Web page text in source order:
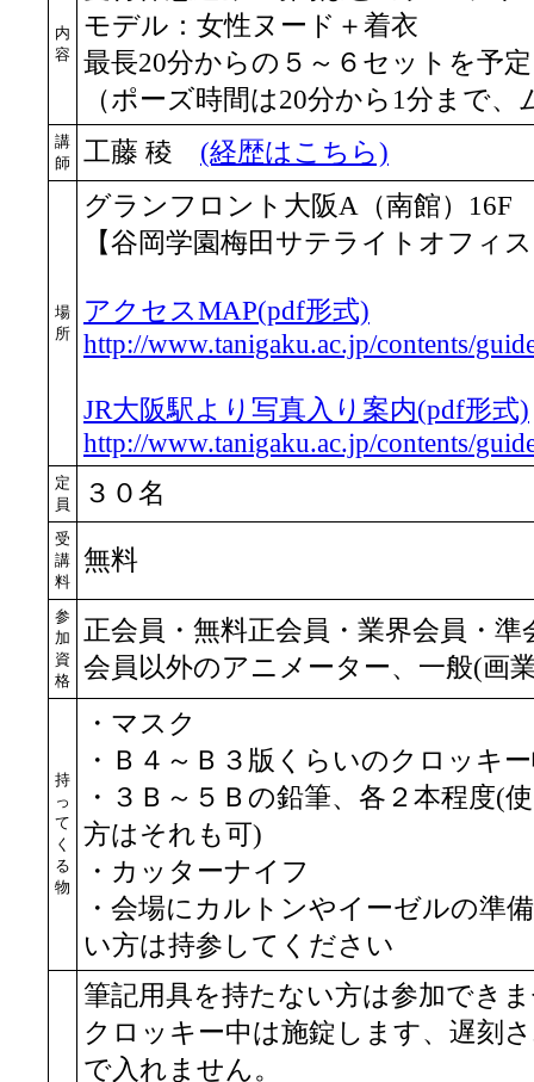
内
容
モデル：女性ヌード＋着衣
最長20分からの５～６セットを予定
（ポーズ時間は20分から1分まで
講
師
工藤 稜 (経歴はこちら)
場
所
グランフロント大阪A（南館）16F
【谷岡学園梅田サテライトオフィ
アクセスMAP(pdf形式)
http://www.tanigaku.ac.jp/contents/
JR大阪駅より写真入り案内(pdf形式)
http://www.tanigaku.ac.jp/contents/
定
員
３０名
受
講
料
無料
参
加
資
格
正会員・無料正会員・業界会員・準
会員以外のアニメーター、一般(画
持
っ
て
く
る
物
・マスク
・Ｂ４～Ｂ３版くらいのクロッキ
・３Ｂ～５Ｂの鉛筆、各２本程度(
方はそれも可)
・カッターナイフ
・会場にカルトンやイーゼルの準
い方は持参してください
筆記用具を持たない方は参加でき
クロッキー中は施錠します、遅刻
で入れません。